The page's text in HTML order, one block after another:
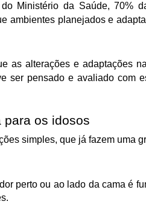
Ministério da Saúde, 70%
ambientes planejados e
as alterações e adaptações
ser pensado e avaliado com
para os idosos
simples, que já fazem uma
perto ou ao lado da cama é